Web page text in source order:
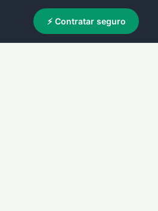
⚡ Contratar seguro